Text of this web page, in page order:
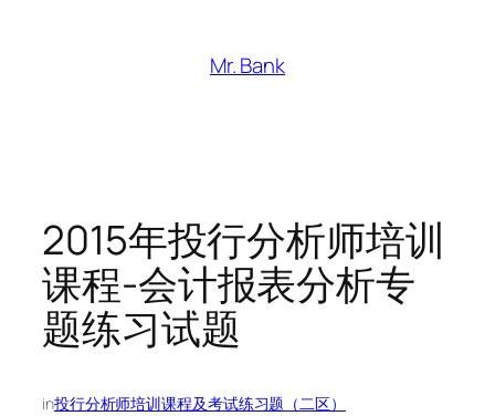
Mr. Bank
2015年投行分析师培训
课程-会计报表分析专
题练习试题
in投行分析师培训课程及考试练习题（二区）